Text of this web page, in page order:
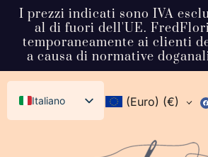
I prezzi indicati sono IVA
al di fuori dell'UE.
temporaneamente ai clienti
a causa di normative
Italiano
English (UK)
(Euro) (€)